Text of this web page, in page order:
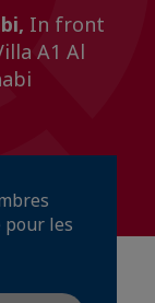
In front
A1 Al
pour les